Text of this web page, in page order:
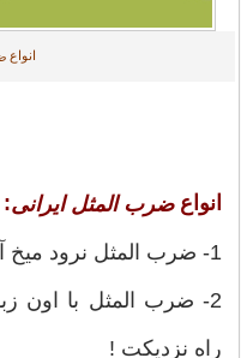
انواع
انواعضرب المثل ایرانی:
1- ضرب المثل نرود میخ آهنین در سنگ
2- ضرب المثل با اون
راه نزديكت !